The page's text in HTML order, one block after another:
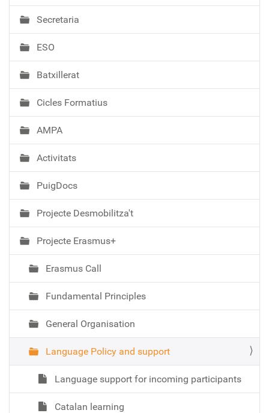
e
g
a
c
ó
Secretaria
ESO
Batxillerat
Cicles Formatius
AMPA
Activitats
PuigDocs
Projecte Desmobilitza't
Projecte Erasmus+
Erasmus Call
Fundamental Principles
General Organisation
Language Policy and support
Language support for incoming participants
Catalan learning